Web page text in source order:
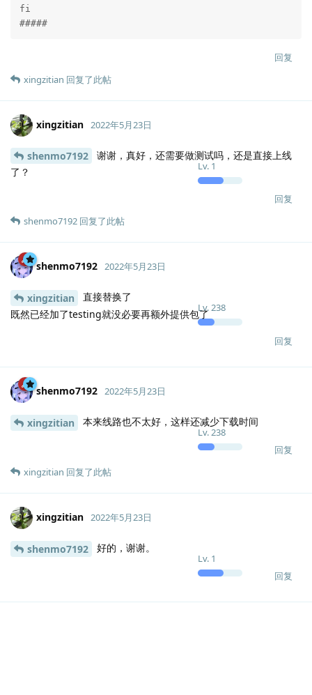
fi
#####
回复
xingzitian 回复了此帖
xingzitian
Lv. 1
2022年5月23日
shenmo7192
谢谢，真好，还需要做测试吗，还是直接上线
了？
回复
shenmo7192 回复了此帖
shenmo7192
Lv.238
2022年5月23日
xingzitian
直接替换了
既然已经加了testing就没必要再额外提供包了
回复
shenmo7192
Lv.238
2022年5月23日
xingzitian 本来线路也不太好，这样还减少下载时间
回复
xingzitian 回复了此帖
xingzitian
Lv. 1
2022年5月23日
shenmo7192 好的，谢谢。
回复